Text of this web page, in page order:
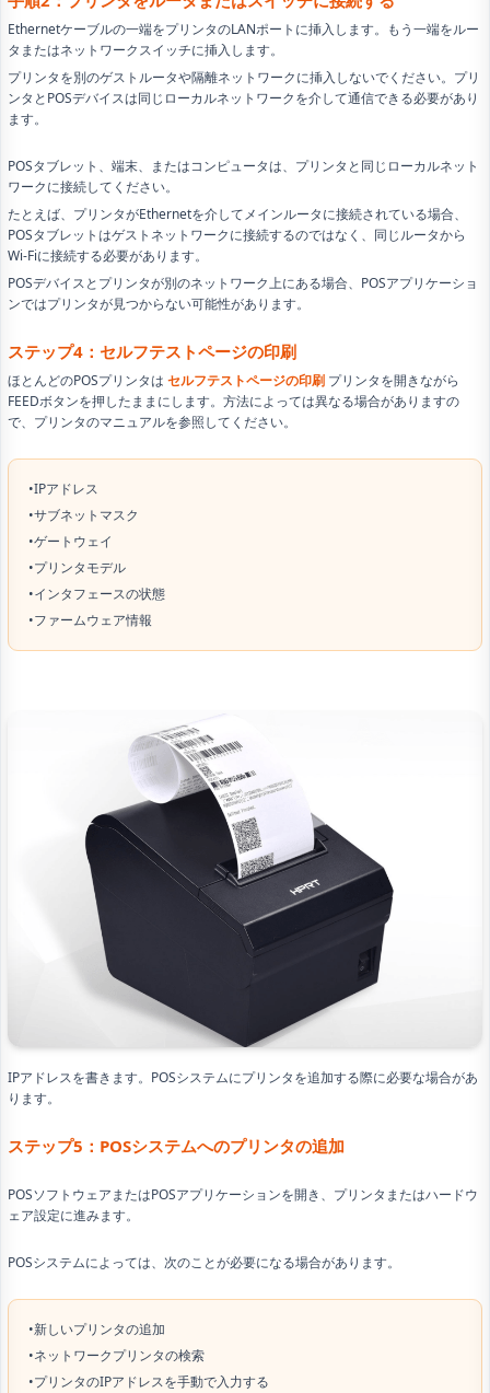
Ethernetケーブルの一端をプリンタのLANポートに挿入します。もう一端をルー
タまたはネットワークスイッチに挿入します。
プリンタを別のゲストルータや隔離ネットワークに挿入しないでください。プリ
ンタとPOSデバイスは同じローカルネットワークを介して通信できる必要があり
ます。
POSタブレット、端末、またはコンピュータは、プリンタと同じローカルネット
ワークに接続してください。
たとえば、プリンタがEthernetを介してメインルータに接続されている場合、
POSタブレットはゲストネットワークに接続するのではなく、同じルータから
Wi-Fiに接続する必要があります。
POSデバイスとプリンタが別のネットワーク上にある場合、POSアプリケーショ
ンではプリンタが見つからない可能性があります。
ステップ4：セルフテストページの印刷
ほとんどのPOSプリンタは セルフテストページの印刷 プリンタを開きながら
FEEDボタンを押したままにします。方法によっては異なる場合がありますの
で、プリンタのマニュアルを参照してください。
•IPアドレス
•サブネットマスク
•ゲートウェイ
•プリンタモデル
•インタフェースの状態
•ファームウェア情報
IPアドレスを書きます。POSシステムにプリンタを追加する際に必要な場合があ
ります。
ステップ5：POSシステムへのプリンタの追加
POSソフトウェアまたはPOSアプリケーションを開き、プリンタまたはハードウ
ェア設定に進みます。
POSシステムによっては、次のことが必要になる場合があります。
•新しいプリンタの追加
•ネットワークプリンタの検索
•プリンタのIPアドレスを手動で入力する